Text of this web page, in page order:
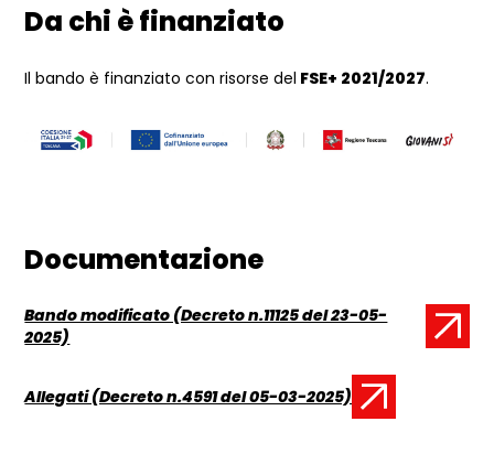
Da chi è finanziato
Il bando è finanziato con risorse del FSE+ 2021/2027.
Documentazione
Documento:
Bando modificato (Decreto n.11125 del 23-05-
2025)
Documento:
Allegati (Decreto n.4591 del 05-03-2025)